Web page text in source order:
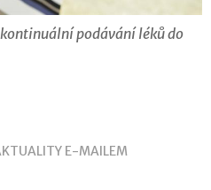
podávání léků do
E-MAILEM